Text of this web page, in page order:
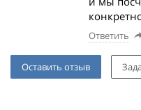
Ответить
Оставить отзыв